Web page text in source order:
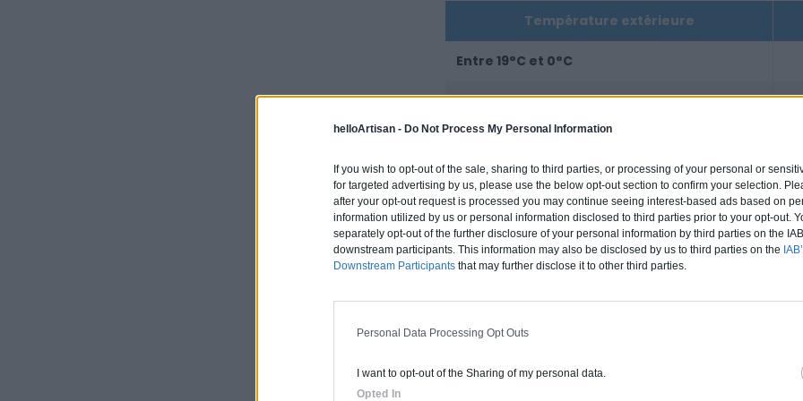
helloArtisan - Do Not Process My Personal Information
If you wish to opt-out of the sale, sharing to third parties, or processing of your personal or
for targeted advertising by us, please use the below opt-out section to confirm your selection.
after your opt-out request is processed you may continue seeing interest-based ads based on
information utilized by us or personal information disclosed to third parties prior to your opt-out.
separately opt-out of the further disclosure of your personal information by third parties on the
downstream participants. This information may also be disclosed by us to third parties on the
Downstream Participants that may further disclose it to other third parties.
Personal Data Processing Opt Outs
I want to opt-out of the Sharing of my personal data.
Opted In
Température extérieure
Entre 19°C et 0°C
Entre 0°C et -2°C
Dans le cas d'une installation de PAC hybride, l'eau
condensation en priorité.
Il faudra d'abord faire l'état des lieux de votre lieu
demander l'avis d'un professionnel. Il vous conseillera
que du modèle et de la performance du produit